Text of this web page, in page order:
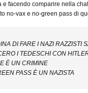
e facendo comparire nella
no-vax e no-green pass di
DI FARE I NAZI RAZZISTI
I TEDESCHI CON
È UN CRIMINE
PASS È UN NAZISTA